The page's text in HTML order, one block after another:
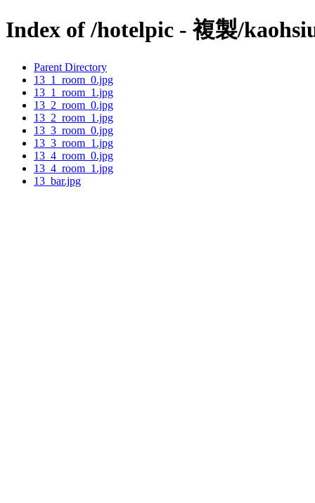
Index of /hotelpic - 複製/
Parent Directory
13_1_room_0.jpg
13_1_room_1.jpg
13_2_room_0.jpg
13_2_room_1.jpg
13_3_room_0.jpg
13_3_room_1.jpg
13_4_room_0.jpg
13_4_room_1.jpg
13_bar.jpg